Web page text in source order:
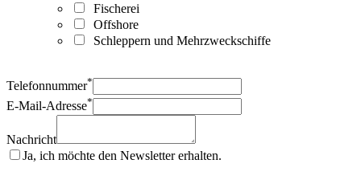
Fischerei
Offshore
Schleppern und Mehrzweckschiffe
Telefonnummer*
E-Mail-Adresse*
Nachricht
Ja, ich möchte den Newsletter erhalten.